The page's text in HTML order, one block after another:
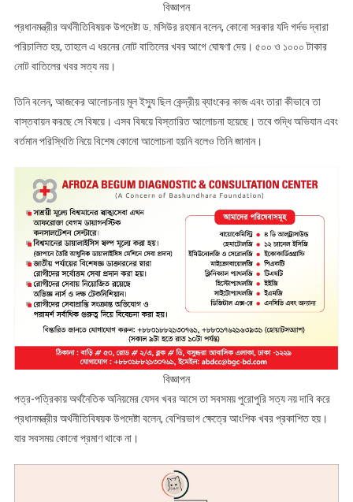
বিজ্ঞাপন
প্রধানমন্ত্রীর অর্থনীতিবিষয়ক উপদেষ্টা ড. মসিউর রহমান বলেন, কোনো সরকার যদি গর্দভ দ্বারা
পরিচালিত হয়, তাহলে এ ধরনের নোট বাতিলের খবর আগে ঘোষণা দেয়। ৫০০ ও ১০০০ টাকার
নোট বাতিলের খবর সত্য নয়।
তিনি বলেন, আজকের আলোচনায় মূল ইস্যু ছিল কেন্দ্রীয় ব্যাংকের কাজ এবং তারা কীভাবে তা
বাস্তবায়ন করছে সে বিষয়ে। এসব বিষয়ে বিস্তারিত আলোচনা হয়েছে। তবে শুদ্ধি অভিযান এবং
বর্তমান পরিস্থিতি নিয়ে বিশেষ কোনো আলোচনা হয়নি বলেও তিনি জানান।
বিজ্ঞাপন
পত্র-পত্রিকায় অর্থনৈতিক অনিয়মের যেসব খবর আসে তা সবসময় পুরোপুরি সত্য নয় দাবি করে
প্রধানমন্ত্রীর অর্থনীতিবিষয়ক উপদেষ্টা বলেন, বেশিরভাগ ক্ষেত্রে আংশিক খবর প্রকাশিত হয়।
যার সবসময় কোনো প্রমাণ থাকে না।